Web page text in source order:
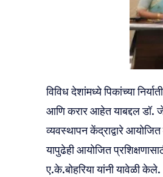
विविध देशांमध्ये पिकांच्या
आणि करार आहेत याबद्दल डॉ.
व्यवस्थापन केंद्राद्वारे आयोजित
यापुढेही आयोजित
ए.के.बोहरिया यांनी यावेळी केले.